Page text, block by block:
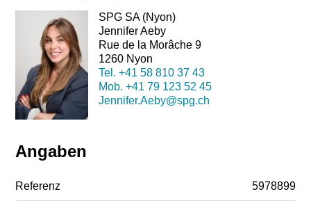
SPG SA (Nyon)
Jennifer Aeby
Rue de la Morâche 9
1260 Nyon
Tel. +41 58 810 37 43
Mob. +41 79 123 52 45
Jennifer.Aeby@spg.ch
Angaben
Referenz 5978899